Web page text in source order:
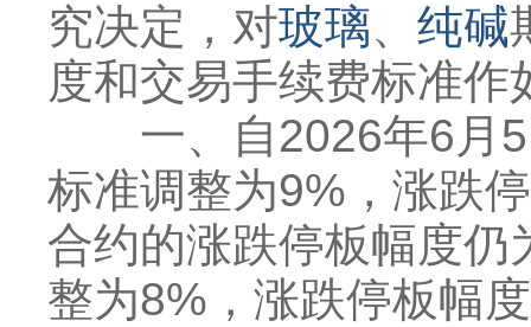
究决定，对玻璃、 纯碱
度和交易手续费标准作
一、自2026年6月5
标准调整为9%，涨跌
合约的涨跌停板幅度
整为8%，涨跌停板幅